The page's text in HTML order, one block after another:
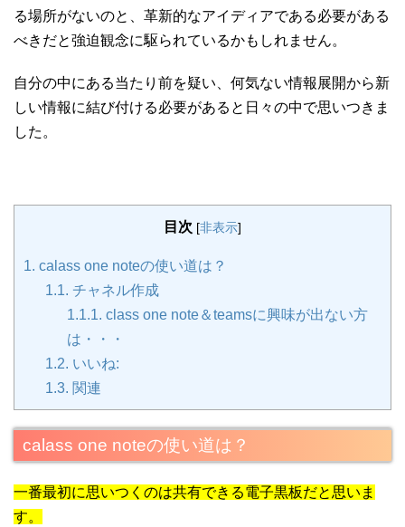
る場所がないのと、革新的なアイディアである必要がある
べきだと強迫観念に駆られているかもしれません。
自分の中にある当たり前を疑い、何気ない情報展開から新
しい情報に結び付ける必要があると日々の中で思いつきま
した。
目次 [非表示]
1. calass one noteの使い道は？
1.1. チャネル作成
1.1.1. class one note＆teamsに興味が出ない方
は・・・
1.2. いいね:
1.3. 関連
calass one noteの使い道は？
一番最初に思いつくのは共有できる電子黒板だと思いま
す。